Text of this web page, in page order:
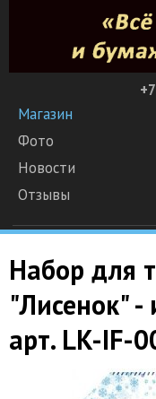
Магазин
Фото
Новости
Отзывы
Набор для
"Лисенок" -
арт. LK-IF-